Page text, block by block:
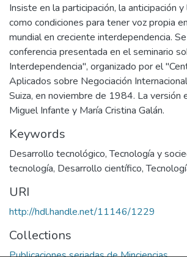
Insiste en la participación, la anticipación y
como condiciones para tener voz propia
mundial en creciente interdependencia.
conferencia presentada en el seminario
Interdependencia", organizado por el
Aplicados sobre Negociación
Suiza, en noviembre de 1984. La versión
Miguel Infante y María Cristina Galán.
Keywords
Desarrollo tecnológico,Tecnología y
tecnología, Desarrollo científico,
URI
http://hdl.handle.net/11146/1229
Collections